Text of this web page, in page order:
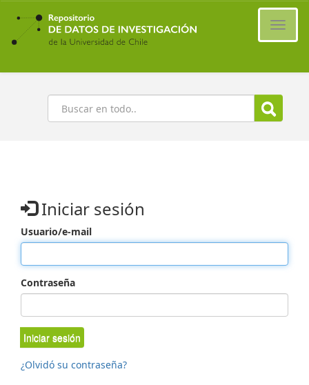
Ir
contenido
principal
Buscar
Iniciar sesión
Usuario/e-mail
Contraseña
Iniciar sesión
¿Olvidó su contraseña?